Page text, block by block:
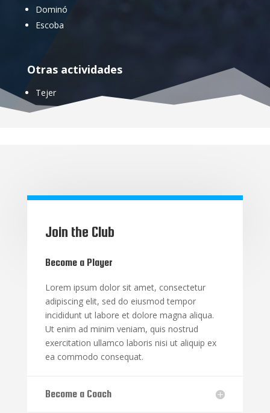
Dominó
Escoba
Otras actividades
Tejer
Join the Club
Become a Player
Lorem ipsum dolor sit amet, consectetur
adipiscing elit, sed do eiusmod tempor
incididunt ut labore et dolore magna aliqua.
Ut enim ad minim veniam, quis nostrud
exercitation ullamco laboris nisi ut aliquip ex
ea commodo consequat.
Become a Coach